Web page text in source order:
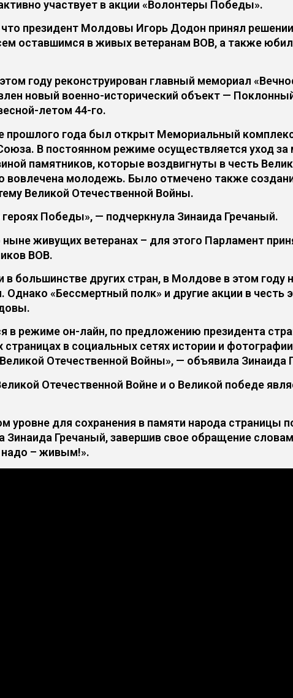
участвует в акции «Волонтеры Победы».
президент Молдовы Игорь Додон принял
оставшимся в живых ветеранам ВОВ, а также
году реконструирован главный мемориал
новый военно-исторический объект —
летом 44-го.
прошлого года был открыт Мемориальный
В постоянном режиме осуществляется уход за
памятников, которые воздвигнуты в честь
вовлечена молодежь. Было отмечено также
Великой Отечественной Войны.
Победы», — подчеркнула Зинаида Гречаный.
живущих ветеранах – для этого Парламент
ВОВ.
большинстве других стран, в Молдове в этом году
«Бессмертный полк» и другие акции в честь
в режиме он-лайн, по предложению президента
в социальных сетях истории и
Отечественной Войны», — объявила Зинаида
Отечественной Войне и о Великой победе
для сохранения в памяти народа страницы
Гречаный, завершив свое обращение
– живым!».